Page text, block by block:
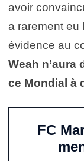
avoir
a rarement eu
évidence au
Weah n’aura
ce Mondial à
FC